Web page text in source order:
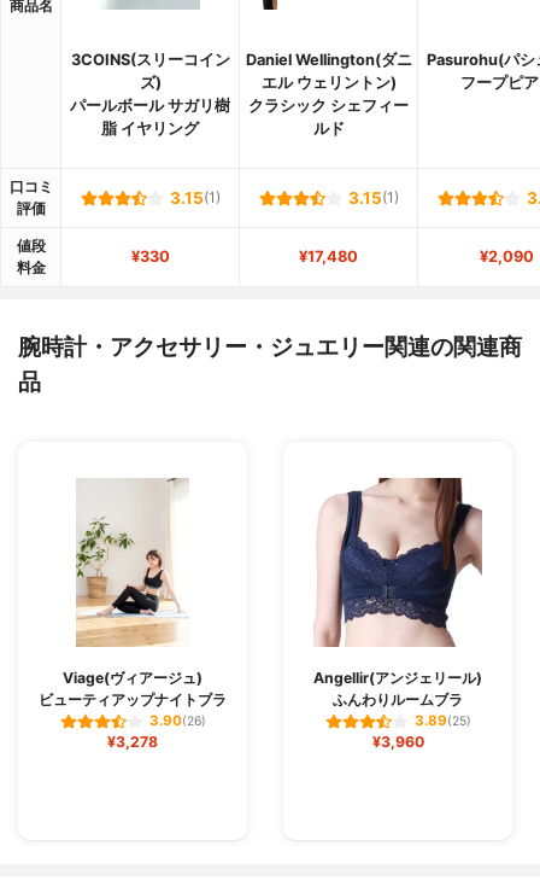
商品名
3COINS(スリーコイン
ズ)
パールボール サガリ樹
脂 イヤリング
Daniel Wellington(ダニ
エル ウェリントン)
クラシック シェフィー
ルド
Pasurohu(パシ
フープピ
口コミ
評価
3.15(1) 3.15(1)
値段
料金
¥330 ¥17,480 ¥2,090
腕時計・アクセサリー・ジュエリー関連の関連商
品
Viage(ヴィアージュ)
ビューティアップナイトブラ
3.90(26)
¥3,278
Angellir(アンジェリール)
ふんわりルームブラ
3.89(25)
¥3,960